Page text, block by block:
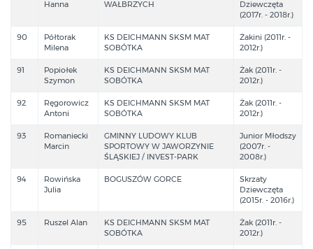
Hanna
WAŁBRZYCH
Dziewczęta
(2017r. - 2018r.)
90
Półtorak
Milena
KS DEICHMANN SKSM MAT
SOBÓTKA
Żakini (2011r. -
2012r.)
91
Popiołek
Szymon
KS DEICHMANN SKSM MAT
SOBÓTKA
Żak (2011r. -
2012r.)
92
Ręgorowicz
Antoni
KS DEICHMANN SKSM MAT
SOBÓTKA
Żak (2011r. -
2012r.)
93
Romaniecki
Marcin
GMINNY LUDOWY KLUB
SPORTOWY W JAWORZYNIE
ŚLĄSKIEJ / INVEST-PARK
Junior Młodszy
(2007r. -
2008r.)
94
Rowińska
Julia
BOGUSZÓW GORCE
Skrzaty
Dziewczęta
(2015r. - 2016r.)
95 Ruszel Alan
KS DEICHMANN SKSM MAT
SOBÓTKA
Żak (2011r. -
2012r.)